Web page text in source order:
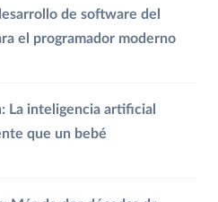
de software del
el programador moderno
La inteligencia artificial
que un bebé